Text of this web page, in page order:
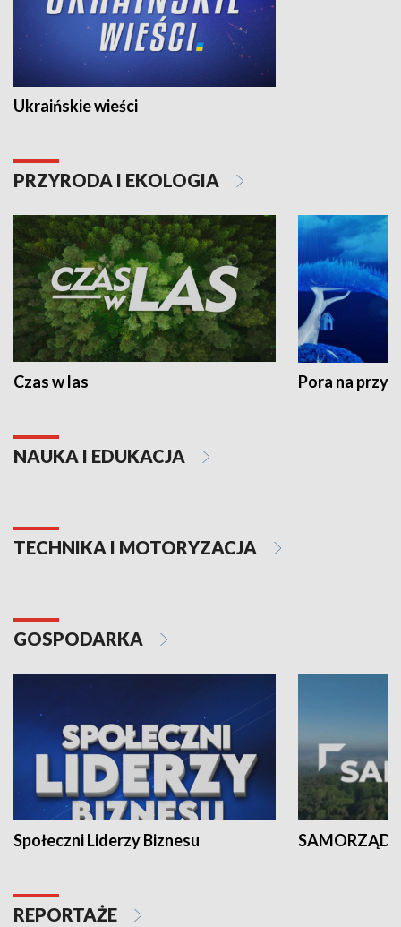
Ukraińskie wieści
PRZYRODA I EKOLOGIA
Czas w las Pora na
NAUKA I EDUKACJA
TECHNIKA I MOTORYZACJA
GOSPODARKA
Społeczni Liderzy Biznesu SAMORZĄD
REPORTAŻE